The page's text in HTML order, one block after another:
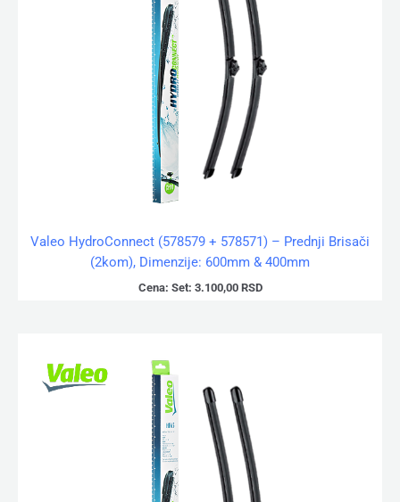
Valeo HydroConnect (578579 + 578571) – Prednji Brisači
(2kom), Dimenzije: 600mm & 400mm
Cena: Set: 3.100,00 RSD